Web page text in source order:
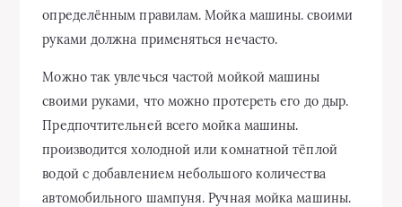
определённым правилам. Мойка машины. своими
руками должна применяться нечасто.
Можно так увлечься частой мойкой машины
своими руками, что можно протереть его до дыр.
Предпочтительней всего мойка машины.
производится холодной или комнатной тёплой
водой с добавлением небольшого количества
автомобильного шампуня. Ручная мойка машины.